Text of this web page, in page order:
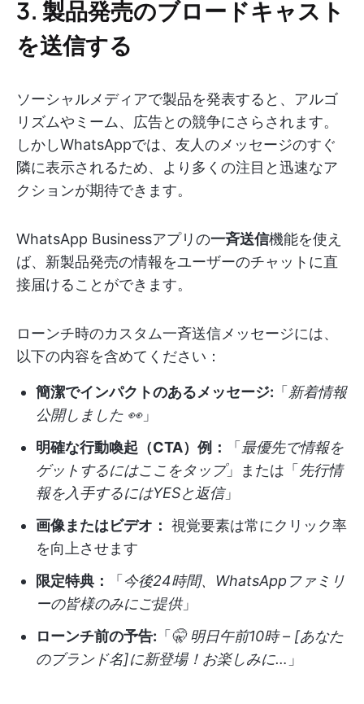
3. 製品発売のブロードキャスト
を送信する
ソーシャルメディアで製品を発表すると、アルゴ
リズムやミーム、広告との競争にさらされます。
しかしWhatsAppでは、友人のメッセージのすぐ
隣に表示されるため、より多くの注目と迅速なア
クションが期待できます。
WhatsApp Businessアプリの一斉送信機能を使え
ば、新製品発売の情報をユーザーのチャットに直
接届けることができます。
ローンチ時のカスタム一斉送信メッセージには、
以下の内容を含めてください：
簡潔でインパクトのあるメッセージ: 「新着情報
公開しました 👀」
明確な行動喚起（CTA）例：
「最優先で情報を
ゲットするにはここをタップ」または「先行情
報を入手するにはYESと返信」
画像またはビデオ： 視覚要素は常にクリック率
を向上させます
限定特典：
「今後24時間、WhatsAppファミリ
ーの皆様のみにご提供」
ローンチ前の予告: 「🤫 明日午前10時 – [あなた
のブランド名]に新登場！お楽しみに… 」